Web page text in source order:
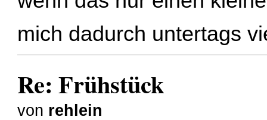
mich dadurch untertags
Re: Frühstück
von rehlein